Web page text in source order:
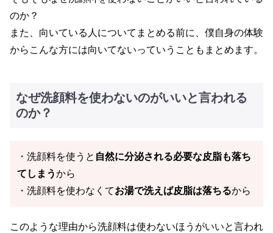
のか？
また、向いている人についてまとめる前に、僕自身の体験
からこんな方には向いてないっていうこともまとめます。
なぜ洗顔料を使わないのがいいと言われる
のか？
・洗顔料を使うと 自然に分泌される必要な皮脂も落ち
てしまうから
・洗顔料を使わなくてお湯で洗えば皮脂は落ちるから
このような理由から洗顔料は使わないほうがいいと言われ